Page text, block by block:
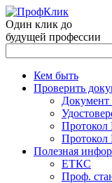
Один клик до
будущей профессии
Кем быть
Проверить
Документ
Протокол
Протокол
Полезная
ЕТКС
Проф.